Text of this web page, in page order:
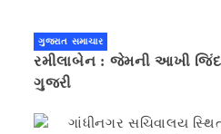
ગુજરાત સમાચાર
રમીલાબેન : જેમની આખી
ગુજરી